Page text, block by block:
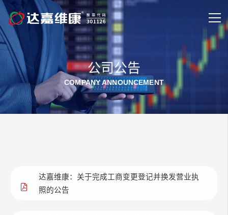
公司公告
COMPANY ANNOUNCEMENT
达嘉维康：关于完成工商变更登记并换发营业执
照的公告